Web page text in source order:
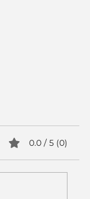
0.0 / 5 (0)